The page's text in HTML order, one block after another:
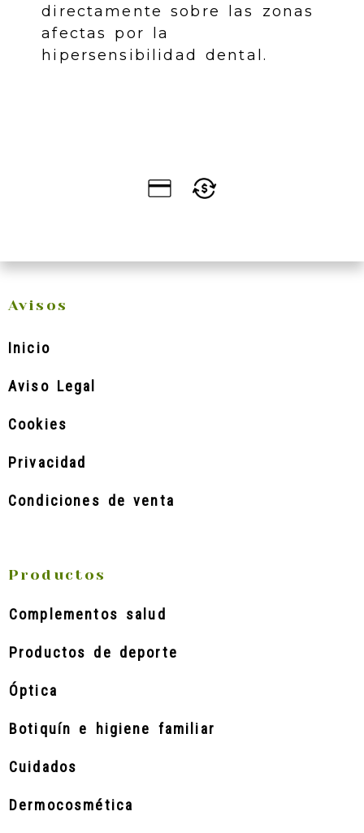
directamente sobre las zonas
afectas por la
hipersensibilidad dental.
Avisos
Inicio
Aviso Legal
Cookies
Privacidad
Condiciones de venta
Productos
Complementos salud
Productos de deporte
Óptica
Botiquín e higiene familiar
Cuidados
Dermocosmética